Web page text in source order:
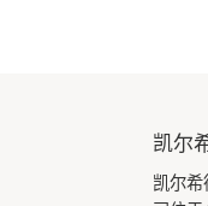
凯尔
凯尔希